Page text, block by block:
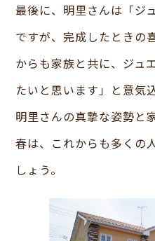
最後に、明里さんは「ジ
ですが、完成したときの
からも家族と共に、ジュ
たいと思います」と意気
明里さんの真摯な姿勢と
春は、これからも多くの
しょう。